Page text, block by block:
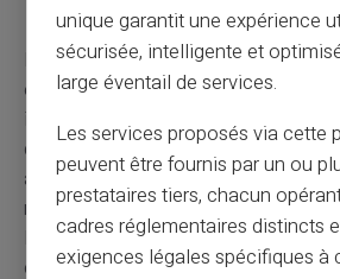
Procédure d'obtention chez
inscription en lignese fait via le
en quelques minutes. Il suffit de
informations personnelles et de
demandés. La vérification d'identité
automatiquement via des systèmes
rendez-vous physique n'est
l'ouverture. Cette dématérialisation
considérablement le processus.
unique garantit une expérience
sécurisée, intelligente et
large éventail de services.
Les services proposés via cette
peuvent être fournis par un ou
prestataires tiers, chacun
cadres réglementaires distincts
exigences légales spécifiques à